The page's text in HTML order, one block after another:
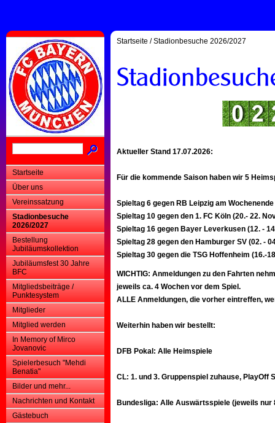
Startseite
Über uns
Vereinssatzung
Stadionbesuche
2026/2027
Bestellung
Jubiläumskollektion
Jubiläumsfest 30 Jahre
BFC
Mitgliedsbeiträge /
Punktesystem
Mitglieder
Mitglied werden
In Memory of Mirco
Jovanovic
Spielerbesuch "Mehdi
Benatia"
Bilder und mehr...
Nachrichten und Kontakt
Gästebuch
Startseite /Stadionbesuche 2026/2027
Aktueller Stand 17.07.2026:
Für die kommende Saison haben wir 5
Spieltag 6 gegen RB Leipzig am
Spieltag 10 gegen den 1. FC Köln (20.- 22.
Spieltag 16 gegen Bayer Leverkusen (12. -
Spieltag 28 gegen den Hamburger SV (02. -
Spieltag 30 gegen die TSG Hoffenheim (16.-
WICHTIG: Anmeldungen zu den Fahrten
jeweils ca. 4 Wochen vor dem Spiel.
ALLE Anmeldungen, die vorher eintreffen,
Weiterhin haben wir bestellt:
DFB Pokal: Alle Heimspiele
CL: 1. und 3. Gruppenspiel zuhause, PlayOff
Bundesliga: Alle Auswärtsspiele (jeweils nur